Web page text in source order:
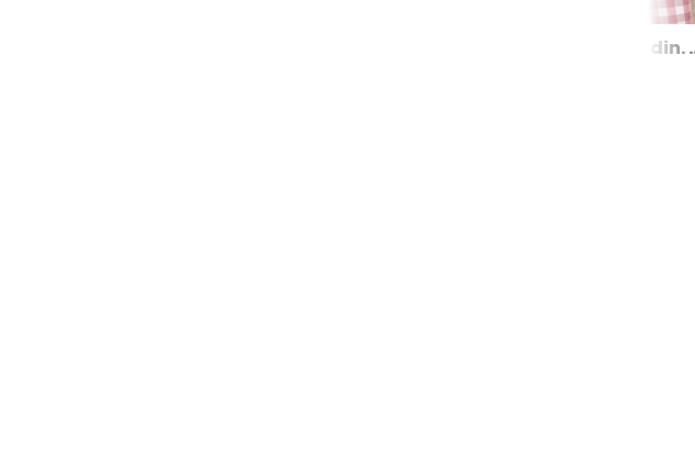
Dvě ingredience a pár hodin. Zkuste domácí jogurt, je výborný při hubnutí